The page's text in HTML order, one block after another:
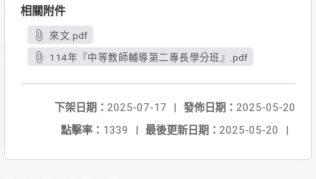
相關附件
來文.pdf
114年『中等教師輔導第二專長學分班』.pdf
發佈日期： 2025-05-20
下架日期： 2025-07-17
|
最後更新日期： 2025-05-20 |
點擊率： 1339 |